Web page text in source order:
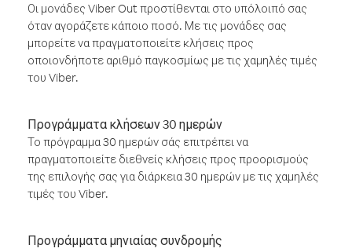
Οι μονάδες Viber Out προστίθενται στο υπόλοιπό σας
όταν αγοράζετε κάποιο ποσό. Με τις μονάδες σας
μπορείτε να πραγματοποιείτε κλήσεις προς
οποιονδήποτε αριθμό παγκοσμίως με τις χαμηλές τιμές
του Viber.
Προγράμματα κλήσεων 30 ημερών
Το πρόγραμμα 30 ημερών σάς επιτρέπει να
πραγματοποιείτε διεθνείς κλήσεις προς προορισμούς
της επιλογής σας για διάρκεια 30 ημερών με τις χαμηλές
τιμές του Viber.
Προγράμματα μηνιαίας συνδρομής